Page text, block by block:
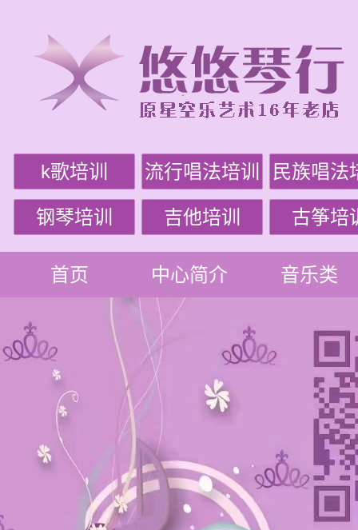
k歌培训 流行唱法培训 民族唱法
钢琴培训 吉他培训 古筝培
首页 中心简介 音乐类